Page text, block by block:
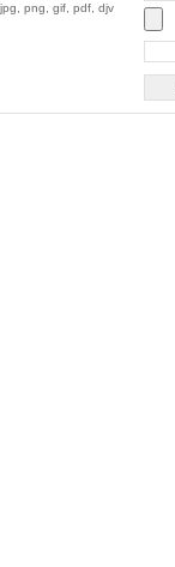
jpg, png, gif, pdf, djv